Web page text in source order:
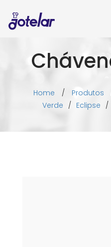
Home / Produtos
Verde / Eclipse /